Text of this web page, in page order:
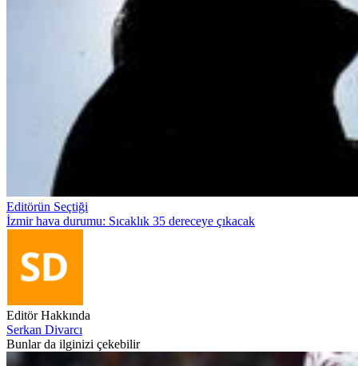
Editörün Seçtiği
İzmir hava durumu: Sıcaklık 35 dereceye çıkacak
Editör Hakkında
Serkan Divarcı
Bunlar da ilginizi çekebilir